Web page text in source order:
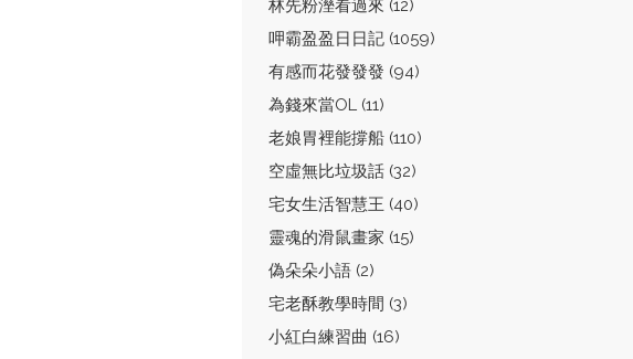
林先粉溼看過來 (12)
呷霸盈盈日日記 (1059)
有感而花發發發 (94)
為錢來當OL (11)
老娘胃裡能撐船 (110)
空虛無比垃圾話 (32)
宅女生活智慧王 (40)
靈魂的滑鼠畫家 (15)
偽朵朵小語 (2)
宅老酥教學時間 (3)
小紅白練習曲 (16)